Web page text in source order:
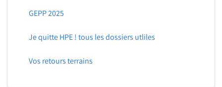
GEPP 2025
Je quitte HPE ! tous les dossiers utliles
Vos retours terrains